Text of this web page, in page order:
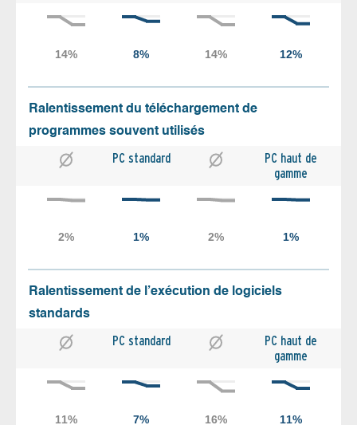
Ralentissement du téléchargement de
programmes souvent utilisés
PC standard
PC haut de
gamme
Ralentissement de l’exécution de logiciels
standards
PC standard
PC haut de
gamme